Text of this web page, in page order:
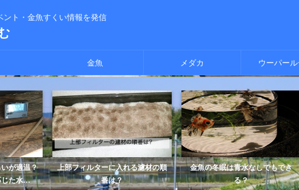
ント・金魚すくい情報を発信
金魚 メダカ ウーパー
温？
...
上部フィルターに入れる濾材の順
番は？
金魚の冬眠は青水なしでもでき
る？